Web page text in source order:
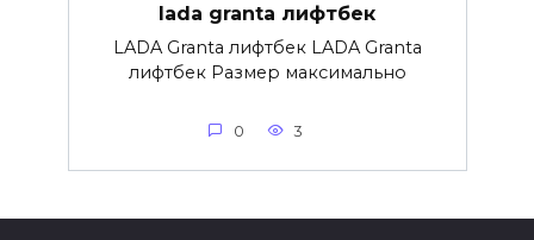
lada granta лифтбек
LADA Granta лифтбек LADA Granta
лифтбек Размер максимально
0 3